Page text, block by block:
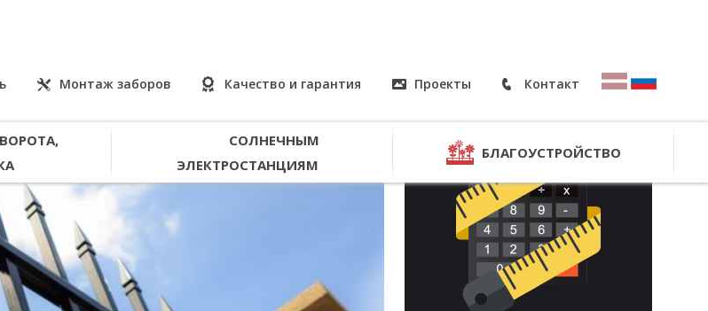
Монтаж заборов Качество и гарантия Проекты Контакт
СОЛНЕЧНЫМ
ЭЛЕКТРОСТАНЦИЯМ
БЛАГОУСТРОЙСТВО